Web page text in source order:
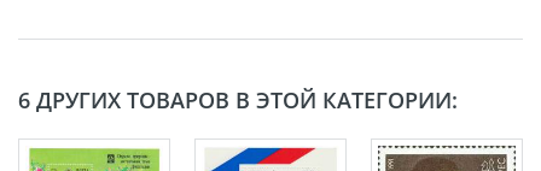
6 ДРУГИХ ТОВАРОВ В ЭТОЙ КАТЕГОРИИ: